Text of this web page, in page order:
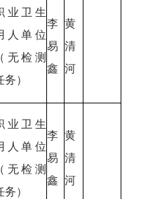
业卫生
人单位
（无检测
务）
李
易
鑫
黄
清
河
业卫生
人单位
（无检测
务）
李
易
鑫
黄
清
河